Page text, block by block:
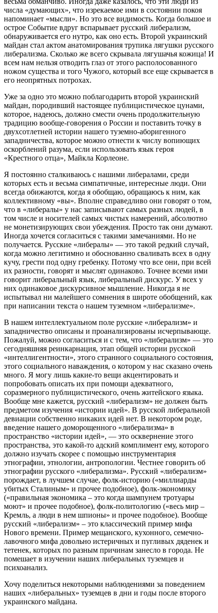
числа «думающих», что изрекаемое ими в состоянии покоя
напоминает «мысли». Но это все видимость. Когда большое и
острое Событие вдруг вспарывает русский либерализм,
обнаруживается его нутро, как оно есть. Второй украинский
майдан стал актом анатомирования трупика лягушки русского
либерализма. Сколько же всего скрывала лягушачья кожица! И
всем нам нельзя отводить глаз от этого располосованного
ножом существа и того Чужого, который все еще скрывается в
его неопрятных потрохах.
Уже за одно это можно поблагодарить второй украинский
майдан, породивший настоящее публицистическое цунами,
которое, надеюсь, должно смести очень продолжительную
традицию вообще-говорения о России и поставить точку в
двухсотлетней истории нашего туземно-аборигенного
западничества, которое можно отнести к числу вопиющих
оскорблений разума, если использовать язык героя
«Крестного отца», Майкла Корлеоне.
Я постоянно сталкиваюсь с нашими либералами, среди
которых есть и весьма симпатичные, интересные люди. Они
всегда обижаются, когда я обобщаю, обращаюсь к ним, как
коллективному «вы». Вполне справедливо они говорят о том,
что в «либералы» у нас записывают самых разных людей, в
том числе и носителей самых чистых намерений, абсолютно
не монетизирующих свои убеждения. Просто так они думают.
Иногда хочется согласиться с такими замечаниями. Но не
получается. Русские «либералы» — это такой редкий случай,
когда можно легитимно и обоснованно сваливать всех в одну
кучу, грести под одну гребенку. Потому что все они, при всей
их разности, говорят и мыслят одинаково. Точнее всеми ими
говорит либеральный язык, либеральный дискурс. У всех у
них одинаковое дискурсивное мышление. Никогда я не
испытывал ни малейшего сомнения в широте обобщений, как
при написании текста о нашем туземном «либерализме».
В нашем интеллектуальном поле русские «либерализм» и
западничество описаны и проанализированы исчерпывающе.
Пожалуй, можно согласиться и с тем, что «либерализм» — это
сегодняшняя реинкарнация, этап общей истории русской
«интеллигентности», этого странного социального состояния,
этого социального наваждения, о котором у нас сказано очень
много. Я могу лишь какие-то вещи акцентировать и
попробовать описать их при помощи адекватного,
соразмерного публицистического, очень житейского языка.
Вообще мне кажется, русский «либерализм» не должен быть
предметом изучения «истории идей». В русской либеральной
девиации собственно никаких идей нет. В некотором роде,
введение нашего доморощенного «либерализма» в
пространство «истории идей», — это осквернение этого
пространства, это какой-то адский комплимент ему, которого
должно изучать скорее с помощью инструментария
этнографии, этнологии, антропологии. Честнее говорить об
этнографии русского «либерализма». Русский «либерализм»
порождает, в лучшем случае, фолк-историю («миллиарды
убитых Сталиным» и прочее подобное), фолк-экономику
(«правильная экономика – это когда шампунем тротуары
моют» и прочее подобное), фолк-политологию («весь мир –
Кремль, а люди в нем шпионы» и прочее подобное). Вообще
русский «либерализм» – это классический пример мифа
Нового времени. Пример мещанского, кухонного, семечно-
лавочного мифа довольно истеричных и пугливых дяденек и
тетенек, которых по разным причинам занесло в города. Не
помешает в изучении наших либеральных туземцев и
психоанализ.
Хочу поделиться некоторыми наблюдениями за поведением
наших «либеральных» туземцев в дни и годы после второго
украинского майдана.